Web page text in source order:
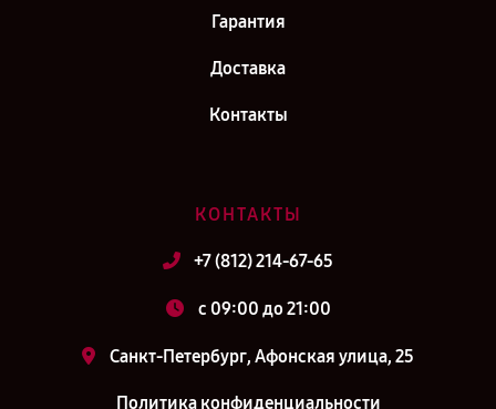
Гарантия
Доставка
Контакты
КОНТАКТЫ
+7 (812) 214-67-65
c 09:00 до 21:00
Санкт-Петербург, Афонская улица, 25
Политика конфиденциальности